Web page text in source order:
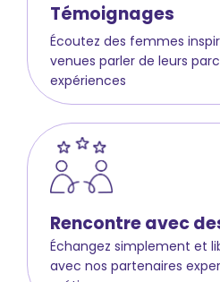
Témoignages
Écoutez des femmes
venues parler de leurs
expériences
Rencontre avec
Échangez simplement et
avec nos partenaires